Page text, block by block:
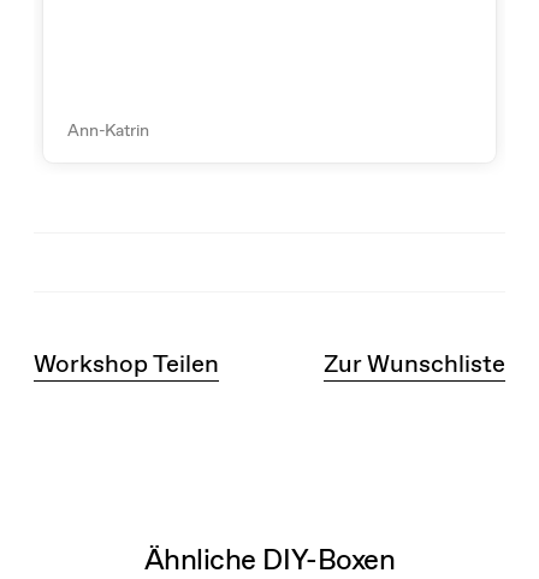
Ann-Katrin
Workshop Teilen Zur Wunschliste
Ähnliche DIY-Boxen